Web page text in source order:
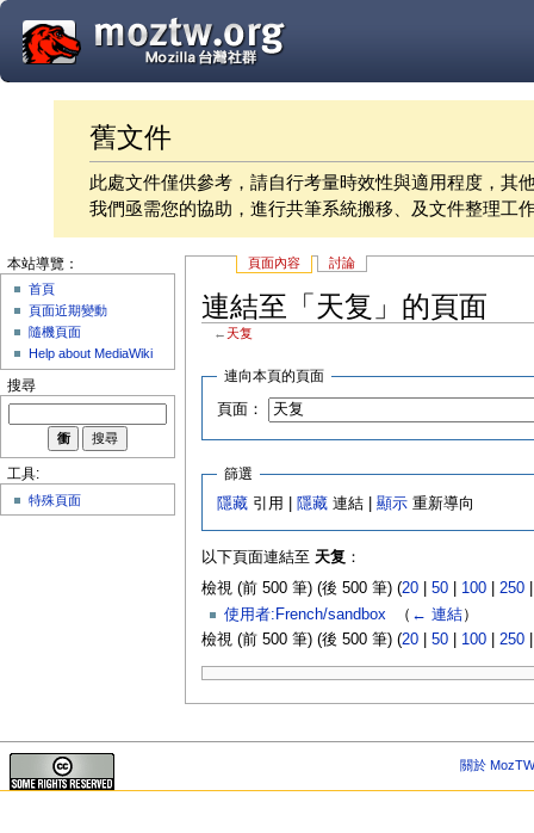
舊文件
此處文件僅供參考，請自行考量時效性與適用程度，其
我們亟需您的協助，進行共筆系統搬移、及文件整理工
頁面內容 討論
連結至「天复」的頁面
← 天复
連向本頁的頁面
頁面：
篩選
隱藏 引用 | 隱藏 連結 |顯示 重新導向
以下頁面連結至 天复 ：
檢視 (前 500 筆) (後 500 筆) (20| 50| 100| 250
使用者:French/sandbox‎ （ ← 連結）
檢視 (前 500 筆) (後 500 筆) (20| 50| 100| 250
本站導覽：
首頁
頁面近期變動
隨機頁面
Help about MediaWiki
搜尋
工具:
特殊頁面
關於